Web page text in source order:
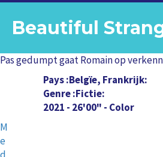
Beautiful
Pas gedumpt gaat Romain op
Pays Belgïe, Frankrijk
Genre Fictie
2021 - 26'00" - Color
M
e